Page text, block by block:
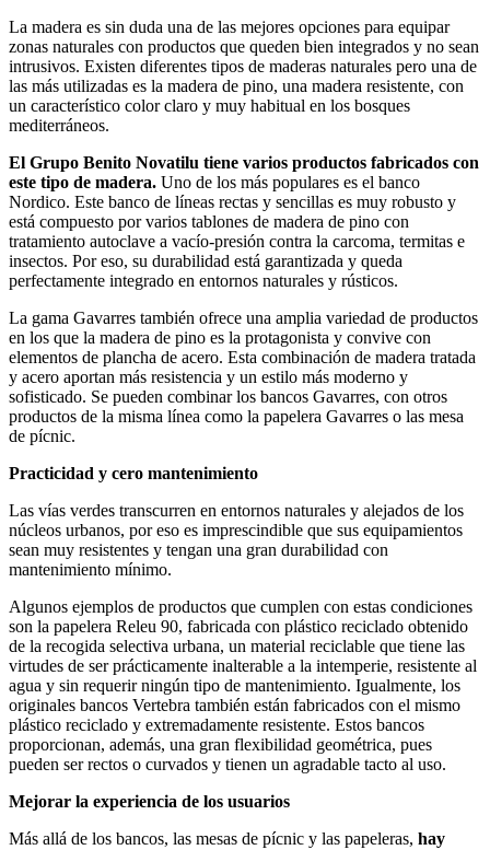
La madera es sin duda una de las mejores opciones para equipar
zonas naturales con productos que queden bien integrados y no sean
intrusivos. Existen diferentes tipos de maderas naturales pero una de
las más utilizadas es la madera de pino, una madera resistente, con
un característico color claro y muy habitual en los bosques
mediterráneos.
El Grupo Benito Novatilu tiene varios productos fabricados con
este tipo de madera. Uno de los más populares es el banco
Nordico. Este banco de líneas rectas y sencillas es muy robusto y
está compuesto por varios tablones de madera de pino con
tratamiento autoclave a vacío-presión contra la carcoma, termitas e
insectos. Por eso, su durabilidad está garantizada y queda
perfectamente integrado en entornos naturales y rústicos.
La gama Gavarres también ofrece una amplia variedad de productos
en los que la madera de pino es la protagonista y convive con
elementos de plancha de acero. Esta combinación de madera tratada
y acero aportan más resistencia y un estilo más moderno y
sofisticado. Se pueden combinar los bancos Gavarres, con otros
productos de la misma línea como la papelera Gavarres o las mesa
de pícnic.
Practicidad y cero mantenimiento
Las vías verdes transcurren en entornos naturales y alejados de los
núcleos urbanos, por eso es imprescindible que sus equipamientos
sean muy resistentes y tengan una gran durabilidad con
mantenimiento mínimo.
Algunos ejemplos de productos que cumplen con estas condiciones
son la papelera Releu 90, fabricada con plástico reciclado obtenido
de la recogida selectiva urbana, un material reciclable que tiene las
virtudes de ser prácticamente inalterable a la intemperie, resistente al
agua y sin requerir ningún tipo de mantenimiento. Igualmente, los
originales bancos Vertebra también están fabricados con el mismo
plástico reciclado y extremadamente resistente. Estos bancos
proporcionan, además, una gran flexibilidad geométrica, pues
pueden ser rectos o curvados y tienen un agradable tacto al uso.
Mejorar la experiencia de los usuarios
Más allá de los bancos, las mesas de pícnic y las papeleras, hay